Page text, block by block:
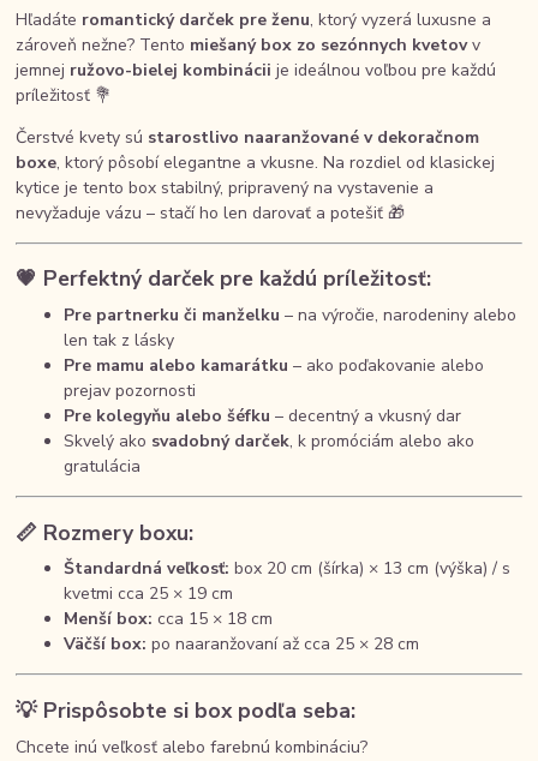
Hľadáte romantický darček pre ženu, ktorý vyzerá luxusne a
zároveň nežne? Tento miešaný box zo sezónnych kvetovv
jemnej ružovo-bielej kombinácii je ideálnou voľbou pre každú
príležitosť 💐
Čerstvé kvety sú starostlivo naaranžované v dekoračnom
boxe, ktorý pôsobí elegantne a vkusne. Na rozdiel od klasickej
kytice je tento box stabilný, pripravený na vystavenie a
nevyžaduje vázu – stačí ho len darovať a potešiť 🎁
💗 Perfektný darček pre každú príležitosť:
Pre partnerku či manželku – na výročie, narodeniny alebo
len tak z lásky
Pre mamu alebo kamarátku – ako poďakovanie alebo
prejav pozornosti
Pre kolegyňu alebo šéfku – decentný a vkusný dar
Skvelý ako svadobný darček, k promóciám alebo ako
gratulácia
📏 Rozmery boxu:
Štandardná veľkosť: box 20 cm (šírka) × 13 cm (výška) / s
kvetmi cca 25 × 19 cm
Menší box: cca 15 × 18 cm
Väčší box: po naaranžovaní až cca 25 × 28 cm
💡 Prispôsobte si box podľa seba:
Chcete inú veľkosť alebo farebnú kombináciu?